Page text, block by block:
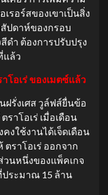
รอร์สของเขาเป็นสิ่ง
สัปดาห์ของกรอบ
ดำ ต้องการปรับปรุง
แล้ว
โอเร่ ของเมตซ์แล้ว
รั่งเศส วูล์ฟส์ยื่นข้อ
าโอเร่ เมื่อเดือน
งใช้งานได้เจ็ดเดือน
ราโอเร่ ออกจาก
วนหนึ่งของแพ็คเกจ
ระมาณ 15 ล้าน